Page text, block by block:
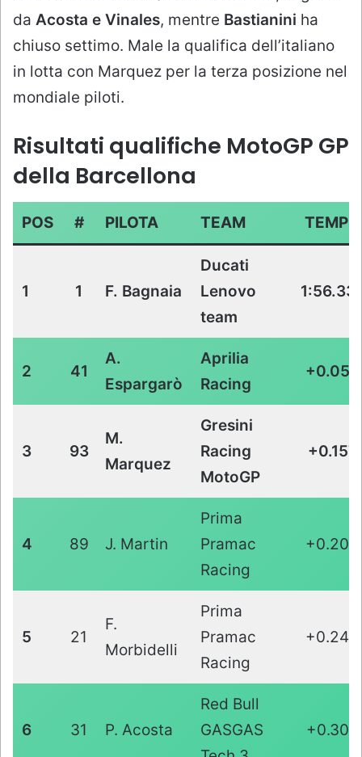
da Acosta e Vinales, mentre Bastianini ha
chiuso settimo. Male la qualifica dell’italiano
in lotta con Marquez per la terza posizione nel
mondiale piloti.
Risultati qualifiche MotoGP GP
della Barcellona
POS # PILOTA TEAM TEMPO
1 1 F. Bagnaia
Ducati
Lenovo
team
2 41
A.
Espargarò
Aprilia
Racing
+0.055
3 93
M.
Marquez
Gresini
Racing
MotoGP
+0.157
4 89 J. Martin
Prima
Pramac
Racing
+0.208
5 21
F.
Morbidelli
Prima
Pramac
Racing
+0.245
6 31 P. Acosta
Red Bull
GASGAS
+0.308